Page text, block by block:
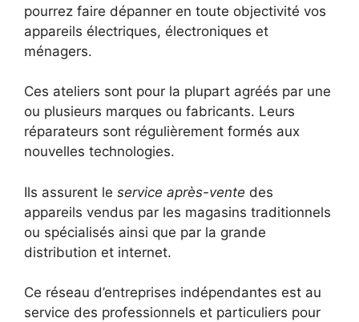
pourrez faire dépanner en toute objectivité vos
appareils électriques, électroniques et
ménagers.
Ces ateliers sont pour la plupart agréés par une
ou plusieurs marques ou fabricants. Leurs
réparateurs sont régulièrement formés aux
nouvelles technologies.
Ils assurent le service après-vente des
appareils vendus par les magasins traditionnels
ou spécialisés ainsi que par la grande
distribution et internet.
Ce réseau d’entreprises indépendantes est au
service des professionnels et particuliers pour